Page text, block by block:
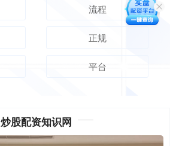
流程
正规
平台
炒股配资知识网